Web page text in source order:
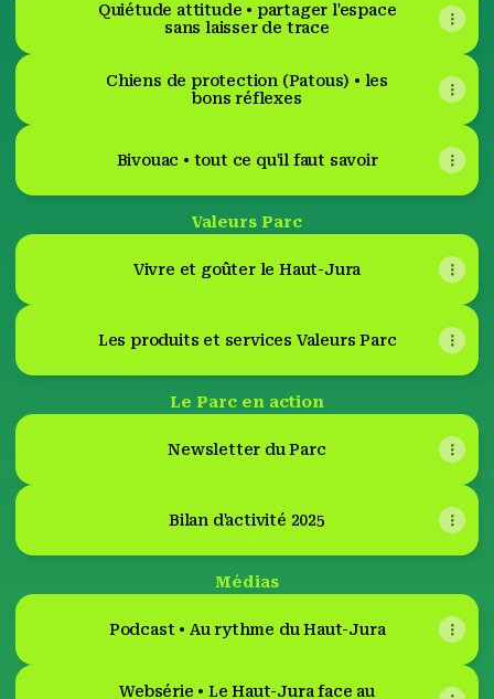
Quiétude attitude • partager l'espace
sans laisser de trace
Chiens de protection (Patous) • les
bons réflexes
Bivouac • tout ce qu'il faut savoir
Valeurs Parc
Vivre et goûter le Haut-Jura
Les produits et services Valeurs Parc
Le Parc en action
Newsletter du Parc
Bilan d'activité 2025
Médias
Podcast • Au rythme du Haut-Jura
Websérie • Le Haut-Jura face au